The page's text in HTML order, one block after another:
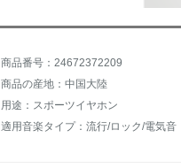
商品番号：24672372209
商品の産地：中国大陸
用途：スポーツイヤホン
適用音楽タイプ：流行/ロック/電気音